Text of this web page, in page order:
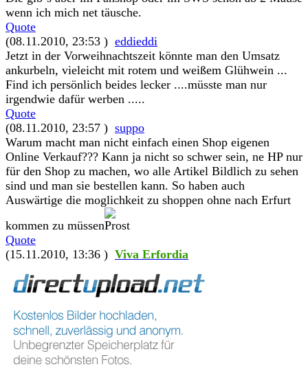
wenn ich mich net täusche.
Quote
(08.11.2010, 23:53 ) eddieddi
Jetzt in der Vorweihnachtszeit könnte man den Umsatz
ankurbeln, vieleicht mit rotem und weißem Glühwein ...
Find ich persönlich beides lecker ....müsste man nur
irgendwie dafür werben .....
Quote
(08.11.2010, 23:57 ) suppo
Warum macht man nicht einfach einen Shop eigenen
Online Verkauf??? Kann ja nicht so schwer sein, ne HP nur
für den Shop zu machen, wo alle Artikel Bildlich zu sehen
sind und man sie bestellen kann. So haben auch
Auswärtige die moglichkeit zu shoppen ohne nach Erfurt
kommen zu müssen
Quote
(15.11.2010, 13:36 ) Viva Erfordia